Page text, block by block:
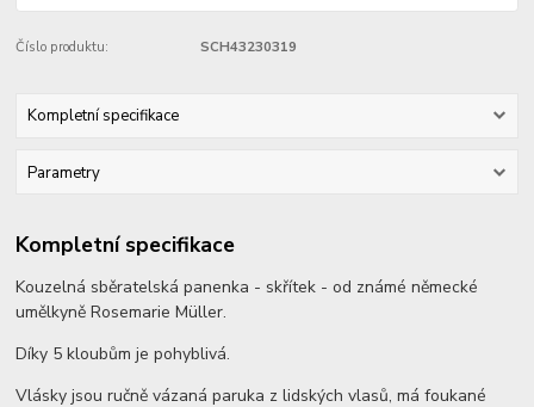
Číslo produktu: SCH43230319
Kompletní specifikace
Parametry
Kompletní specifikace
Kouzelná sběratelská panenka - skřítek - od známé německé
umělkyně Rosemarie Müller.
Díky 5 kloubům je pohyblivá.
Vlásky jsou ručně vázaná paruka z lidských vlasů, má foukané